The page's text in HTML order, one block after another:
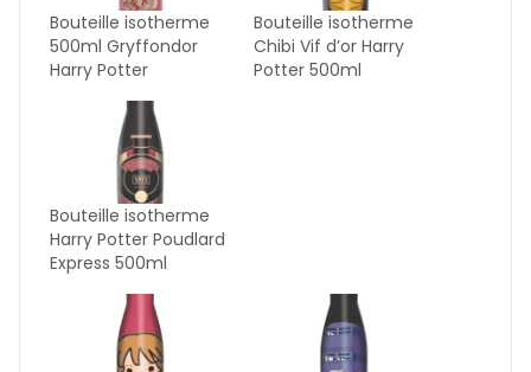
Bouteille isotherme
500ml Gryffondor
Harry Potter
Bouteille isotherme
Chibi Vif d’or Harry
Potter 500ml
Bouteille isotherme
Harry Potter Poudlard
Express 500ml